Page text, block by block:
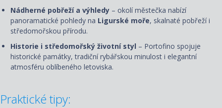
Nádherné pobřeží a výhledy – okolí městečka nabízí
panoramatické pohledy na Ligurské moře, skalnaté pobřeží i
středomořskou přírodu.
Historie i středomořský životní styl – Portofino spojuje
historické památky, tradiční rybářskou minulost i elegantní
atmosféru oblíbeného letoviska.
Praktické tipy: